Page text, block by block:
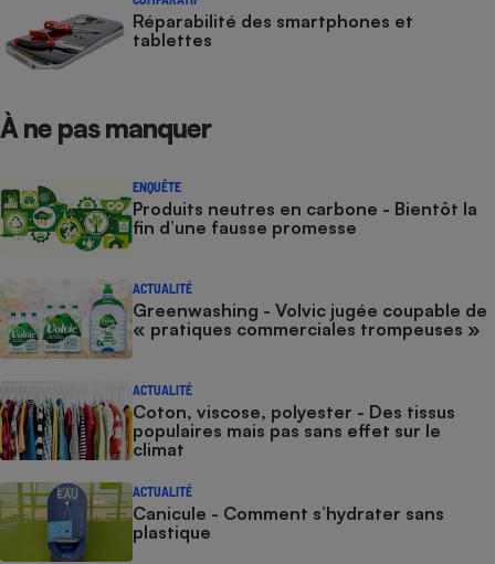
Réparabilité des smartphones et
tablettes
À ne pas manquer
ENQUÊTE
Produits neutres en carbone - Bientôt la
fin d’une fausse promesse
ACTUALITÉ
Greenwashing - Volvic jugée coupable de
« pratiques commerciales trompeuses »
ACTUALITÉ
Coton, viscose, polyester - Des tissus
populaires mais pas sans effet sur le
climat
ACTUALITÉ
Canicule - Comment s’hydrater sans
plastique